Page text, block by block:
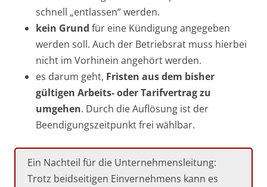
schnell „entlassen“ werden.
kein Grund für eine Kündigung angegeben
werden soll. Auch der Betriebsrat muss hierbei
nicht im Vorhinein angehört werden.
es darum geht, Fristen aus dem bisher
gültigen Arbeits- oder Tarifvertrag zu
umgehen. Durch die Auflösung ist der
Beendigungszeitpunkt frei wählbar.
Ein Nachteil für die Unternehmensleitung:
Trotz beidseitigen Einvernehmens kann es